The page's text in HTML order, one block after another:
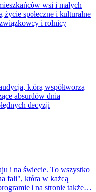
wsi i małych
życie społeczne i kulturalne
i rolnicy
którą współtworzą
absurdów dnia
decyzji
i na świecie. To wszystko
fali", która w każdą
i na stronie także…